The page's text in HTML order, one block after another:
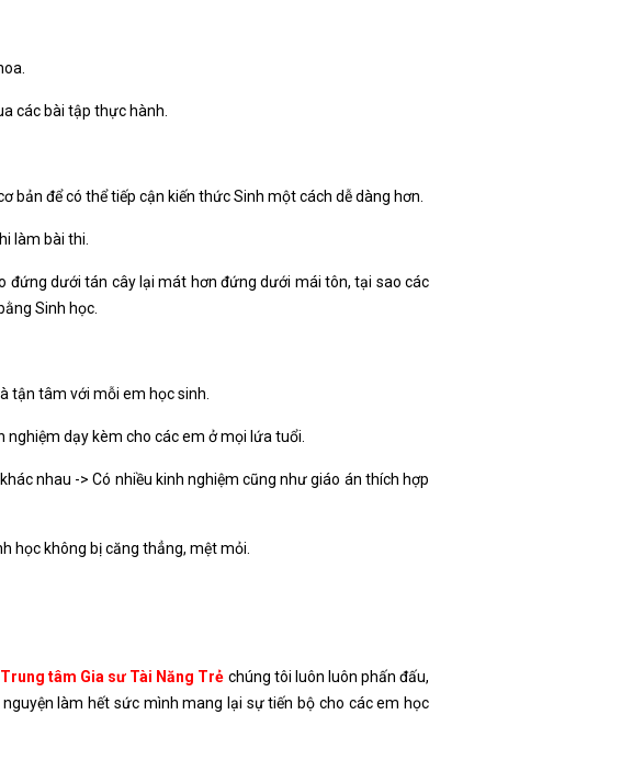
các bài tập thực hành.
bản để có thể tiếp cận kiến thức Sinh một cách dễ dàng hơn.
làm bài thi.
đứng dưới tán cây lại mát hơn đứng dưới mái tôn, tại sao các
Sinh học.
tận tâm với mỗi em học sinh.
nghiệm dạy kèm cho các em ở mọi lứa tuổi.
nhau -> Có nhiều kinh nghiệm cũng như giáo án thích hợp
học không bị căng thẳng, mệt mỏi.
Trung tâm Gia sư Tài Năng Trẻ chúng tôi luôn luôn phấn đấu,
làm hết sức mình mang lại sự tiến bộ cho các em học